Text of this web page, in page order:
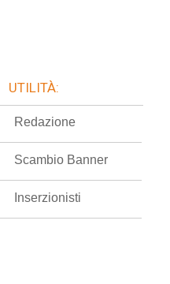
UTILITÀ:
Redazione
Scambio Banner
Inserzionisti